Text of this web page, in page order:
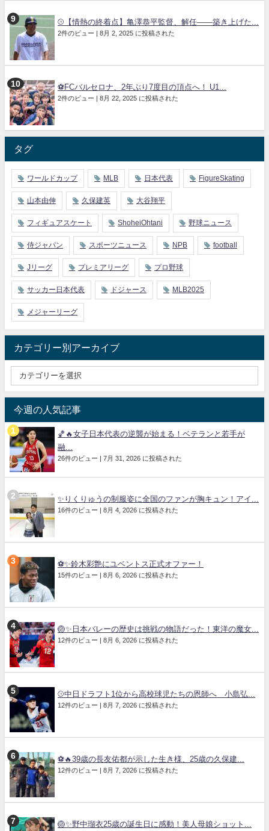
⚾【情熱の終着点】亀澤恭平監督、解任――築き上げた...
2件のビュー 8月 2, 2025 に投稿された
⚽️FCバルセロナ、2年ぶり7度目の頂点へ！ U1...
2件のビュー 8月 22, 2025 に投稿された
タグ
ワールドカップ MLB 日本代表 FigureSkating
山本由伸 久保建英 大谷翔平
フィギュアスケート ShoheiOhtani 野球ニュース
侍ジャパン スポーツニュース NPB football
Jリーグ プレミアリーグ プロ野球
サッカー日本代表 ドジャース MLB2025
メジャーリーグ
カテゴリー別アーカイブ
今週の人気記事
🏀🔥女子日本代表の逆襲が始まる！ベテランと若手が
融...
26件のビュー | 7月 31, 2026 に投稿された
✨りくりゅうの制服姿に全国のファンが胸キュン！アイ...
16件のビュー | 8月 4, 2026 に投稿された
⚽✨鈴木彩艶にユベントス正式オファー！
15件のビュー | 8月 6, 2026 に投稿された
🏐✨日本バレーの歴史は挑戦の物語だった！東洋の魔女...
12件のビュー | 8月 6, 2026 に投稿された
⚾中日ドラフト1位から高校球児たちの恩師へ 小島弘...
12件のビュー | 8月 7, 2026 に投稿された
⚽🔥39歳の長友佑都が示した生き様、25歳の久保建...
12件のビュー | 8月 7, 2026 に投稿された
🏐✨野中瑠衣25歳の誕生日に感動！美人母娘ショット...